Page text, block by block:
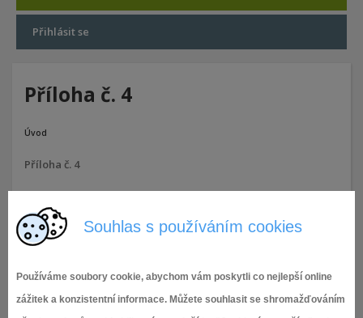
Souhlas s používáním cookies
Používáme soubory cookie, abychom vám poskytli co nejlepší online
zážitek a konzistentní informace. Můžete souhlasit se shromažďováním
Přihlásit se
Příloha č. 4
Úvod
Příloha č. 4
3.4.2024